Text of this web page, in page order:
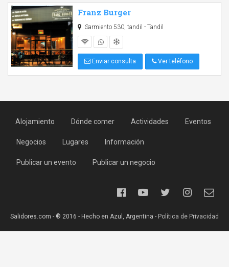
Franz Burger
Sarmiento 530, tandil - Tandil
Enviar consulta Ver teléfono
Alojamiento Dónde comer Actividades Eventos
Negocios Lugares Información
Publicar un evento Publicar un negocio
Salidores.com - ® 2016 - Hecho en Azul, Argentina - Política de Privacidad